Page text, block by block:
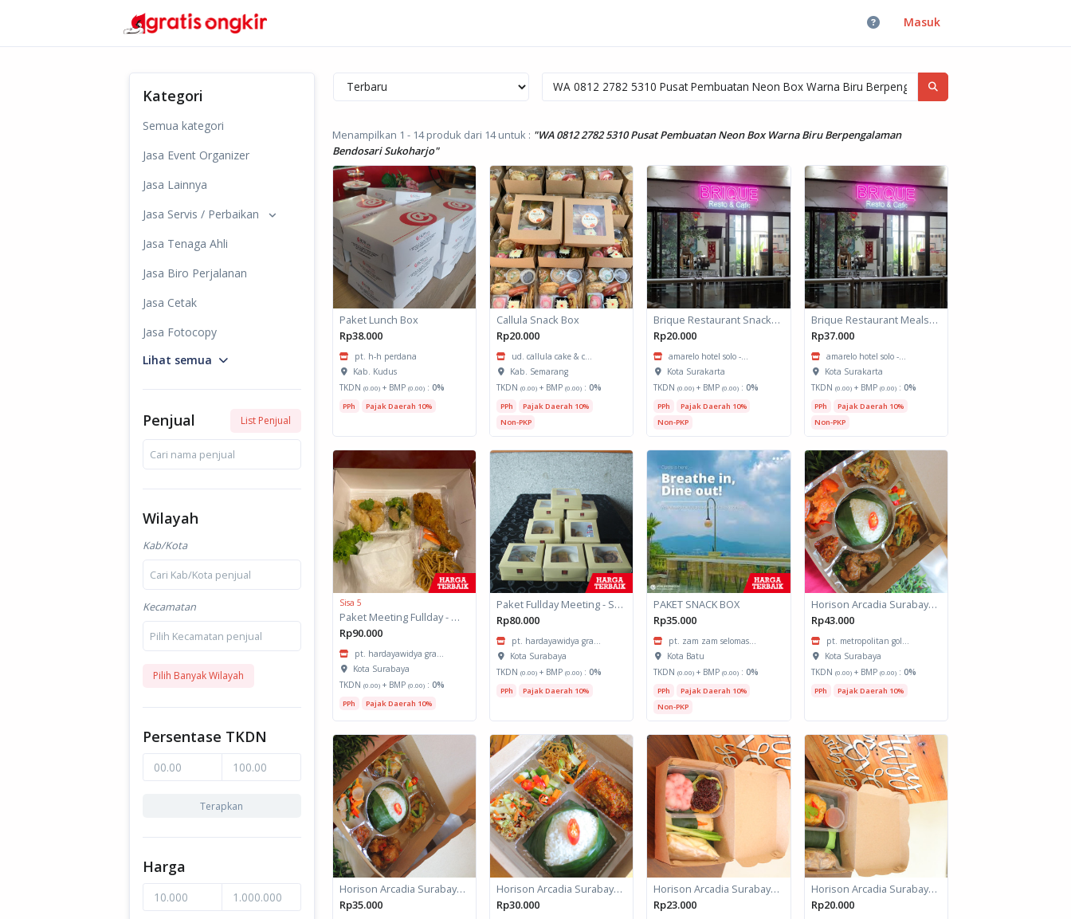
Masuk
Kategori
Semua kategori
Jasa Event Organizer
Jasa Lainnya
Jasa Servis / Perbaikan
Jasa Tenaga Ahli
Jasa Biro Perjalanan
Jasa Cetak
Jasa Fotocopy
Lihat semua
Penjual List Penjual
Cari nama penjual
Wilayah
Kab/Kota
Cari Kab/Kota penjual
Kecamatan
Pilih Kecamatan penjual
Pilih Banyak Wilayah
Persentase TKDN
Terapkan
Harga
Menampilkan 1 - 14 produk dari 14untuk : "WA 0812 2782 5310 Pusat Pembuatan Neon Box Warna Biru Berpengalaman
Bendosari Sukoharjo"
Paket Lunch Box
Rp38.000
pt. h-h perdana
Kab. Kudus
TKDN (0.00)+ BMP (0.00): 0%
PPh Pajak Daerah 10%
Callula Snack Box
Rp20.000
ud. callula cake & c...
Kab. Semarang
TKDN (0.00)+ BMP (0.00): 0%
PPh
Pajak Daerah 10%
Non-PKP
Brique Restaurant Snack Box
Rp20.000
amarelo hotel solo -...
Kota Surakarta
TKDN(0.00) + BMP(0.00) :0%
PPh
Pajak Daerah 10%
Non-PKP
Brique Restaurant Meals box
Rp37.000
amarelo hotel solo -...
Kota Surakarta
TKDN (0.00)+ BMP (0.00): 0%
PPh
Pajak Daerah 10%
Non-PKP
Sisa 5
Paket Meeting Fullday - Meal Box
Rp90.000
pt. hardayawidya gra...
Kota Surabaya
TKDN (0.00)+ BMP (0.00): 0%
PPh Pajak Daerah 10%
Paket Fullday Meeting - Snack Box
Rp80.000
pt. hardayawidya gra...
Kota Surabaya
TKDN (0.00)+ BMP (0.00): 0%
PPh Pajak Daerah 10%
PAKET SNACK BOX
Rp35.000
pt. zam zam selomas...
Kota Batu
TKDN(0.00) + BMP(0.00) :0%
PPh
Pajak Daerah 10%
Non-PKP
Horison Arcadia Surabaya - Meals Box 3
Rp43.000
pt. metropolitan gol...
Kota Surabaya
TKDN (0.00)+ BMP (0.00): 0%
PPh Pajak Daerah 10%
Horison Arcadia Surabaya - Meals Box 2
Rp35.000
Horison Arcadia Surabaya - Meals Box 1
Rp30.000
Horison Arcadia Surabaya - Snack Box 2
Rp23.000
Horison Arcadia Surabaya - Snack Box 1
Rp20.000